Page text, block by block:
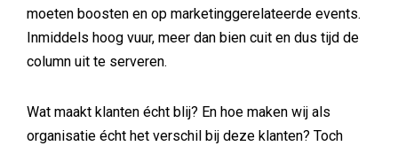
moeten boosten en op marketinggerelateerde events.
Inmiddels hoog vuur, meer dan bien cuit en dus tijd de
column uit te serveren.
Wat maakt klanten écht blij? En hoe maken wij als
organisatie écht het verschil bij deze klanten? Toch